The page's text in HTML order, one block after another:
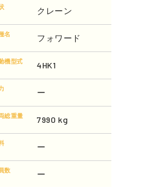
クレーン
名 フォワード
機型式 4HK1
ー
総重量 7990 kg
ー
数 ー